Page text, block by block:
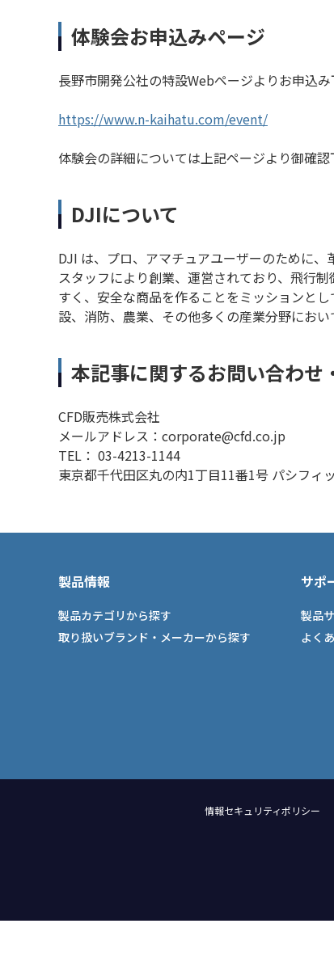
体験会お申込みページ
長野市開発公社の特設Webページよりお申込
https://www.n-kaihatu.com/event/
体験会の詳細については上記ページより御確認
DJIについて
DJI は、プロ、アマチュアユーザーのために
スタッフにより創業、運営されており、飛行
すく、安全な商品を作ることをミッションと
設、消防、農業、その他多くの産業分野におい
本記事に関するお問い合わせ
CFD販売株式会社
メールアドレス：corporate@cfd.co.jp
TEL： 03-4213-1144
東京都千代田区丸の内1丁目11番1号 パシフィ
製品情報
製品カテゴリから探す
取り扱いブランド・メーカーから探す
サポ
製品
よく
情報セキュリティポリシー